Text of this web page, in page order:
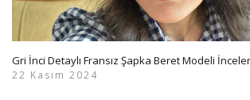
Gri İnci Detaylı Fransız Şapka Beret Modeli
22 Kasım 2024